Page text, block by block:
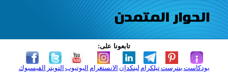
تابعونا على:
الفيسبوك التويتر اليوتيوب الانستغرام لينكدإن تيلكرامبنترست بودكاست